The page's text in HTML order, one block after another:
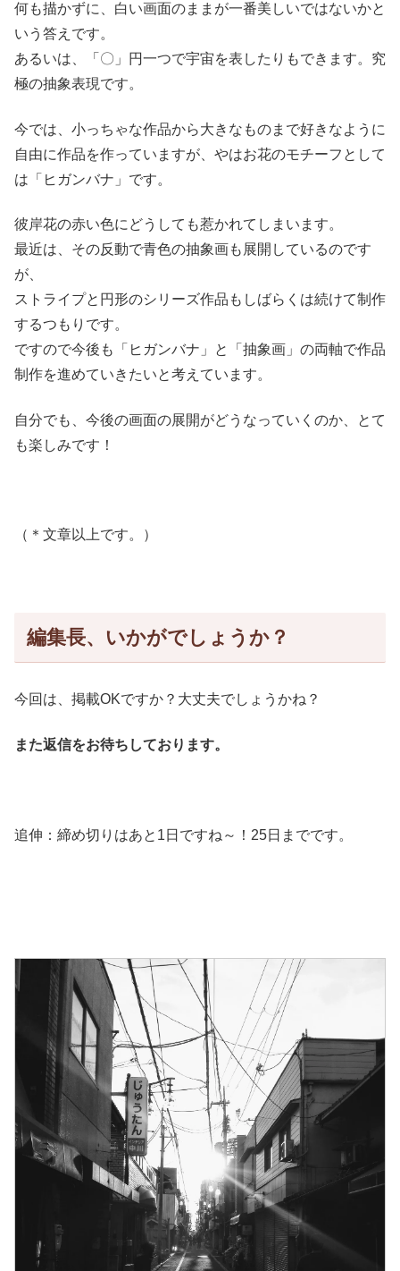
何も描かずに、白い画面のままが一番美しいではないかと
いう答えです。
あるいは、「〇」円一つで宇宙を表したりもできます。究
極の抽象表現です。
今では、小っちゃな作品から大きなものまで好きなように
自由に作品を作っていますが、やはお花のモチーフとして
は「ヒガンバナ」です。
彼岸花の赤い色にどうしても惹かれてしまいます。
最近は、その反動で青色の抽象画も展開しているのです
が、
ストライプと円形のシリーズ作品もしばらくは続けて制作
するつもりです。
ですので今後も「ヒガンバナ」と「抽象画」の両軸で作品
制作を進めていきたいと考えています。
自分でも、今後の画面の展開がどうなっていくのか、とて
も楽しみです！
（＊文章以上です。）
編集長、いかがでしょうか？
今回は、掲載OKですか？大丈夫でしょうかね？
また返信をお待ちしております。
追伸：締め切りはあと1日ですね～！25日までです。